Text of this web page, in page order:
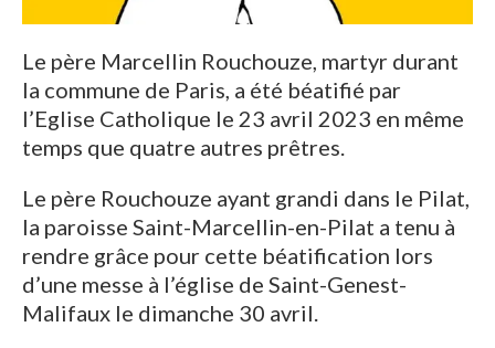
Le père Marcellin Rouchouze, martyr durant
la commune de Paris, a été béatifié par
l’Eglise Catholique le 23 avril 2023 en même
temps que quatre autres prêtres.
Le père Rouchouze ayant grandi dans le Pilat,
la paroisse Saint-Marcellin-en-Pilat a tenu à
rendre grâce pour cette béatification lors
d’une messe à l’église de Saint-Genest-
Malifaux le dimanche 30 avril.